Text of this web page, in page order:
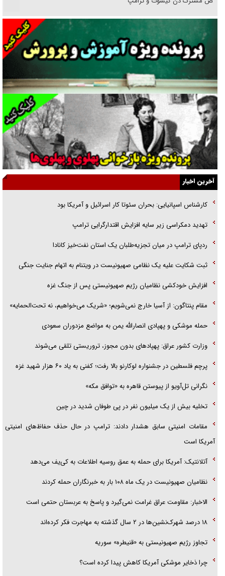
دنده دولت به واگذاری مسئله‌دار ایران‌خودرو/ خصوصی‌سازی یا انحصار؟
غریزه‌ی بقا و آقای باقی و رفقا
جراحی‌های زیبایی با مدرک فوق‌دیپلم! + گفت‌وگو با متهم
گفت‌وگو با همسر یکی از شهدای جنگ رمضان/ پیکر بی‌سر شهید را از
انگشت‌های پا شناسایی کردیم
نسلی که آنلاین الگو می‌گیرد
گفت‌وگو با آیت‌الله جاودان/ جفای مخالفان مکانت معنوی رهبر شهید را
ارتقا می‌داد
راننده مست به قانون می‌خندد
همه آقای دوربینی شده‌ایم!
قصه ناتمام سرویس مدارس
آیا مقاومت فلسطین خلع‌سلاح می‌شود؟
آخرین اخبار
کارشناس اسپانیایی: بحران سئوتا کار اسرائیل و آمریکا بود
تهدید دمکراسی زیر سایه افزایش اقتدارگرایی ترامپ
ردپای ترامپ در میان تجزیه‌طلبان یک استان نفت‌خیز کانادا
ثبت شکایت علیه یک نظامی صهیونیست در ویتنام به اتهام جنایت جنگی
افزایش خودکشی نظامیان رژیم صهیونیستی پس از جنگ غزه
مقام پنتاگون: از آسیا خارج نمی‌شویم؛ «شریک می‌خواهیم، نه تحت‌الحمایه»
حمله موشکی و پهپادی انصارالله یمن به مواضع مزدوران سعودی
وزارت کشور عراق: پهپادهای بدون مجوز، تروریستی تلقی می‌شوند
پرچم فلسطین در جشنواره لوکارنو بالا رفت؛ کفنی به یاد ۶۰ هزار شهید غزه
نگرانی تل‌آویو از پیوستن قاهره به «توافق مکه»
تخلیه بیش از یک میلیون نفر در پی طوفان شدید در چین
مقامات امنیتی سابق هشدار دادند: ترامپ در حال حذف حفاظ‌های امنیتی
آمریکا است
آتلانتیک: آمریکا برای حمله به عمق روسیه اطلاعات به کی‌یف می‌دهد
نظامیان صهیونیست در یک ماه ۱۰۸ بار به خبرنگاران حمله کردند
الاخبار: مقاومت عراق غرامت نمی‌گیرد و پاسخ به عربستان حتمی است
۱۸ درصد شهرک‌نشین‌ها در ۲ سال گذشته به مهاجرت فکر کرده‌اند
تجاوز رژیم صهیونیستی به «قنیطره» سوریه
چرا ذخایر موشکی آمریکا کاهش پیدا کرده است؟